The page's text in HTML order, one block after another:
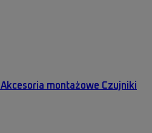
Akcesoria montażowe Czujniki